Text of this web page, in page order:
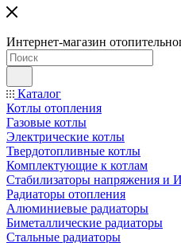
Интернет-магазин
Каталог
Котлы отопления
Газовые котлы
Электрические котлы
Твердотопливные котлы
Комплектующие к котлам
Стабилизаторы напряжения и
Радиаторы отопления
Алюминиевые радиаторы
Биметаллические радиаторы
Стальные радиаторы